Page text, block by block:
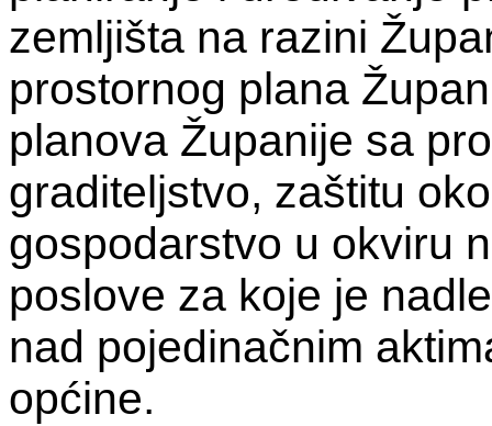
zemljišta na razini
prostornog plana
planova Županije sa
graditeljstvo, zaštitu
gospodarstvo u okviru
poslove za koje je
nad pojedinačnim
općine.